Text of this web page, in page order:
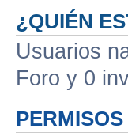
¿QUIÉN
Usuarios
Foro y 0